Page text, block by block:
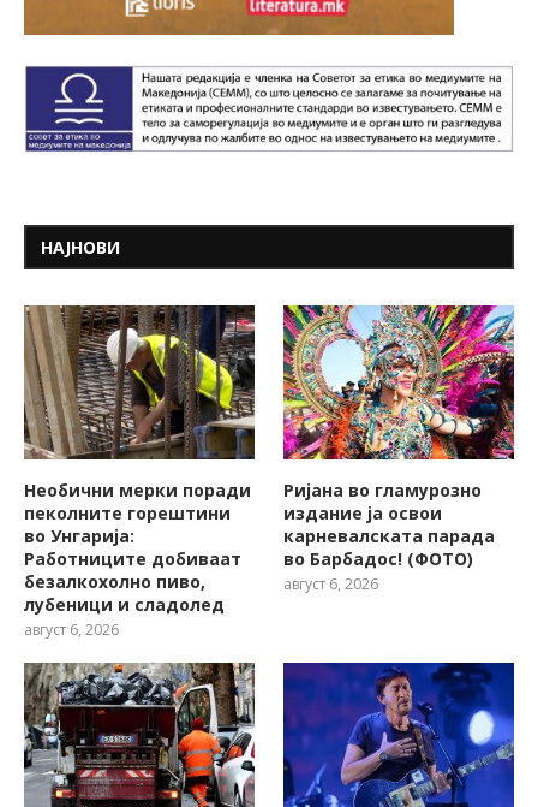
НАЈНОВИ
Необични мерки поради
пеколните горештини
во Унгарија:
Работниците добиваат
безалкохолно пиво,
лубеници и сладолед
август 6, 2026
Ријана во гламурозно
издание ја освои
карневалската парада
во Барбадос! (ФОТО)
август 6, 2026